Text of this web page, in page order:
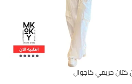
كتان حريمي كاجوال